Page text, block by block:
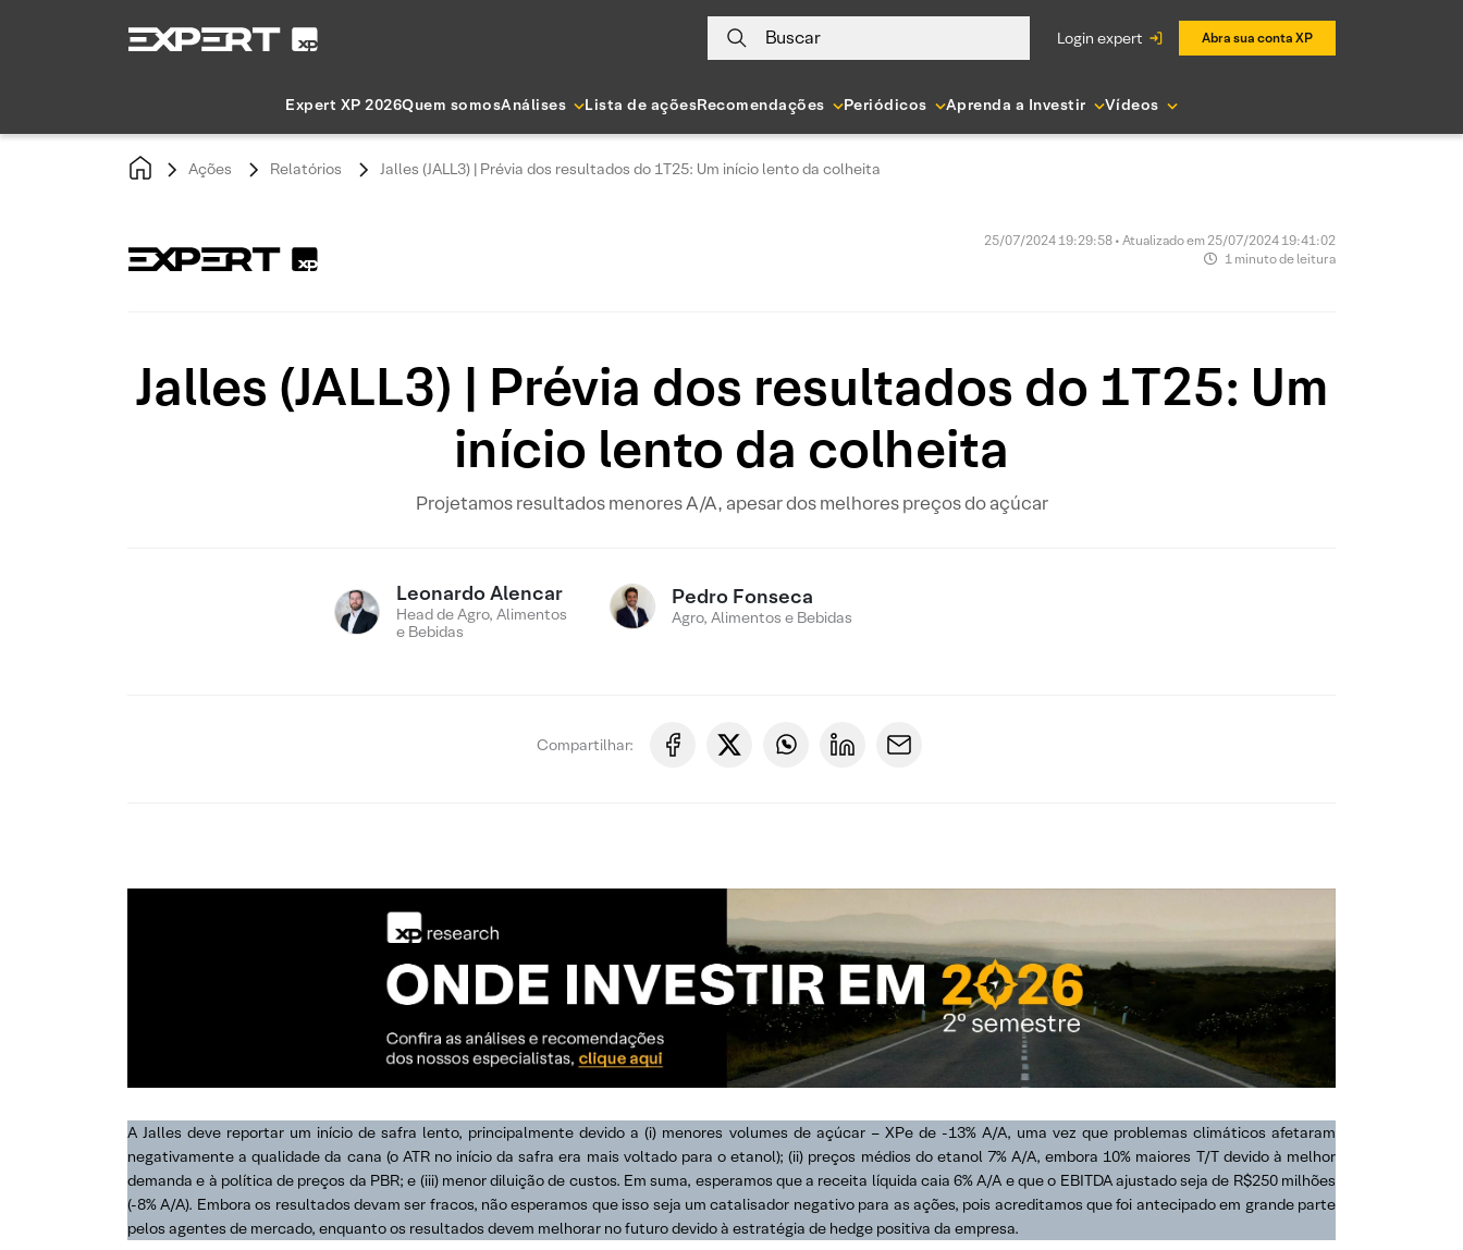
Buscar login expert Abra sua conta XP
Expert XP 2026Quem somosAnálises Lista de açõesRecomendações Periódicos Aprenda a Investir Vídeos
Ações Relatórios Jalles (JALL3) | Prévia dos resultados do 1T25: Um início lento da colheita
25/07/2024 19:29:58 • Atualizado em 25/07/2024 19:41:02
1 minuto de leitura
Jalles (JALL3) | Prévia dos resultados do 1T25: Um
início lento da colheita
Projetamos resultados menores A/A, apesar dos melhores preços do açúcar
Leonardo Alencar
Head de Agro, Alimentos
e Bebidas
Pedro Fonseca
Agro, Alimentos e Bebidas
Compartilhar:
A Jalles deve reportar um início de safra lento, principalmente devido a (i) menores volumes de açúcar – XPe de -13% A/A, uma vez que problemas climáticos afetaram
negativamente a qualidade da cana (o ATR no início da safra era mais voltado para o etanol); (ii) preços médios do etanol 7% A/A, embora 10% maiores T/T devido à melhor
demanda e à política de preços da PBR; e (iii) menor diluição de custos. Em suma, esperamos que a receita líquida caia 6% A/A e que o EBITDA ajustado seja de R$250 milhões
(-8% A/A). Embora os resultados devam ser fracos, não esperamos que isso seja um catalisador negativo para as ações, pois acreditamos que foi antecipado em grande parte
pelos agentes de mercado, enquanto os resultados devem melhorar no futuro devido à estratégia de hedge positiva da empresa.